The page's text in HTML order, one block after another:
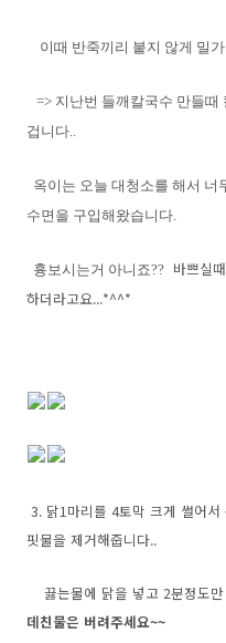
이때 반죽끼리 붙지 않게 밀
=> 지난번 들깨칼국수 만들때
겁니다..
옥이는 오늘 대청소를 해서 너
수면을 구입해왔습니다.
흉보시는거 아니죠??
바쁘실
하더라고요...*^^*
3. 닭1마리를 4토막 크게 썰어
핏물을 제거해줍니다..
끓는물에 닭을 넣고 2분정도
데친물은 버려주세요~~